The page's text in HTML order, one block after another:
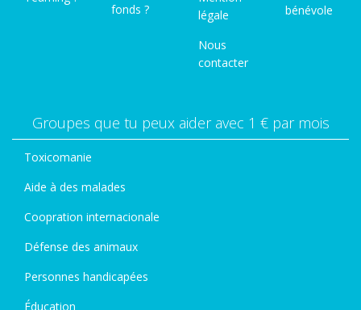
fonds ?
légale
Nous
contacter
bénévole
Groupes que tu peux aider avec 1 € par mois
Toxicomanie
Aide à des malades
Coopration internacionale
Défense des animaux
Personnes handicapées
Éducation